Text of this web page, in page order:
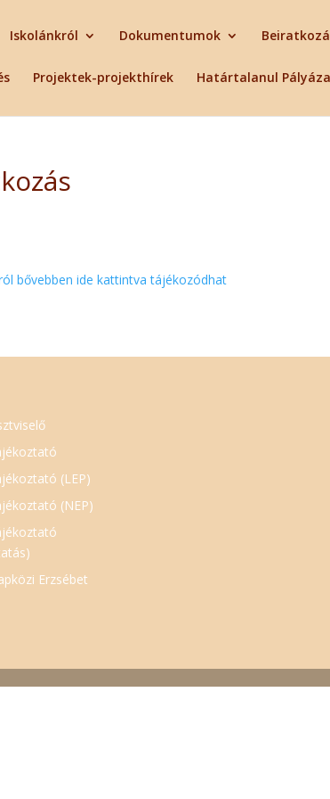
Iskolánkról Dokumentumok
Projektek-projekthírek Határtalanul
bővebben ide kattintva tájékozódhat
(LEP)
(NEP)
Erzsébet